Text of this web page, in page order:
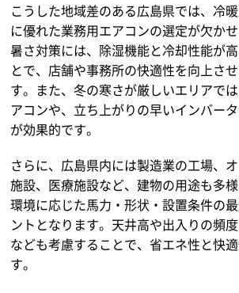
こうした地域差のある広島県では、冷
に優れた業務用エアコンの選定が欠か
暑さ対策には、除湿機能と冷却性能が
とで、店舗や事務所の快適性を向上さ
す。また、冬の寒さが厳しいエリアで
アコンや、立ち上がりの早いインバー
が効果的です。
さらに、広島県内には製造業の工場、
施設、医療施設など、建物の用途も多
環境に応じた馬力・形状・設置条件の
ントとなります。天井高や出入りの頻
なども考慮することで、省エネ性と快
す。